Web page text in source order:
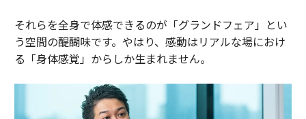
それらを全身で体感できるのが「グランドフェア」とい
う空間の醍醐味です。やはり、感動はリアルな場におけ
る「身体感覚」からしか生まれません。